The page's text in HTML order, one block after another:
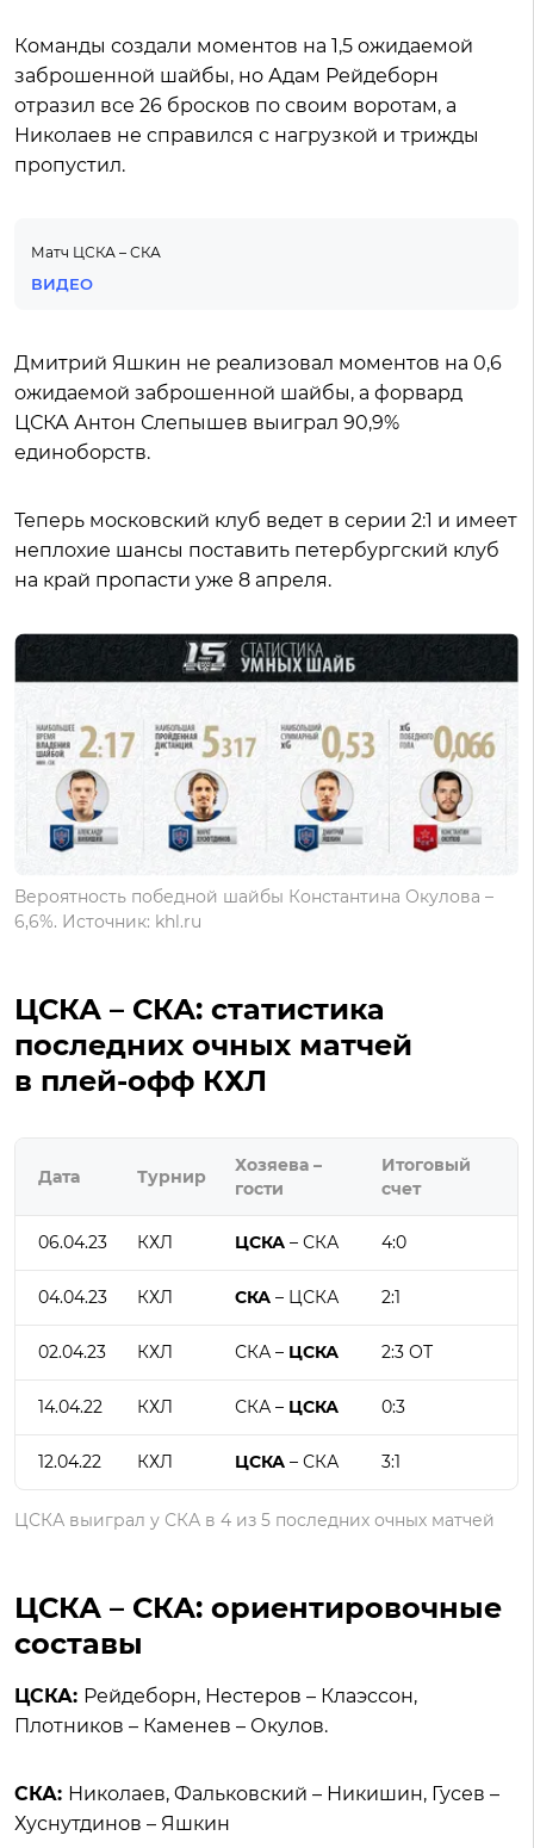
Команды создали моментов на 1,5 ожидаемой
заброшенной шайбы, но Адам Рейдеборн
отразил все 26 бросков по своим воротам, а
Николаев не справился с нагрузкой и трижды
пропустил.
Матч ЦСКА – СКА
ВИДЕО
Дмитрий Яшкин не реализовал моментов на 0,6
ожидаемой заброшенной шайбы, а форвард
ЦСКА Антон Слепышев выиграл 90,9%
единоборств.
Теперь московский клуб ведет в серии 2:1 и имеет
неплохие шансы поставить петербургский клуб
на край пропасти уже 8 апреля.
Вероятность победной шайбы Константина Окулова –
6,6%. Источник: khl.ru
ЦСКА – СКА: статистика
последних очных матчей
в плей-офф КХЛ
Дата Турнир
Хозяева –
гости
Итоговый
счет
06.04.23 КХЛ ЦСКА – СКА 4:0
04.04.23 КХЛ СКА – ЦСКА 2:1
02.04.23 КХЛ СКА – ЦСКА 2:3 ОТ
14.04.22 КХЛ СКА – ЦСКА 0:3
12.04.22 КХЛ ЦСКА – СКА 3:1
ЦСКА выиграл у СКА в 4 из 5 последних очных матчей
ЦСКА – СКА: ориентировочные
составы
ЦСКА: Рейдеборн, Нестеров – Клаэссон,
Плотников – Каменев – Окулов.
СКА: Николаев, Фальковский – Никишин, Гусев –
Хуснутдинов – Яшкин